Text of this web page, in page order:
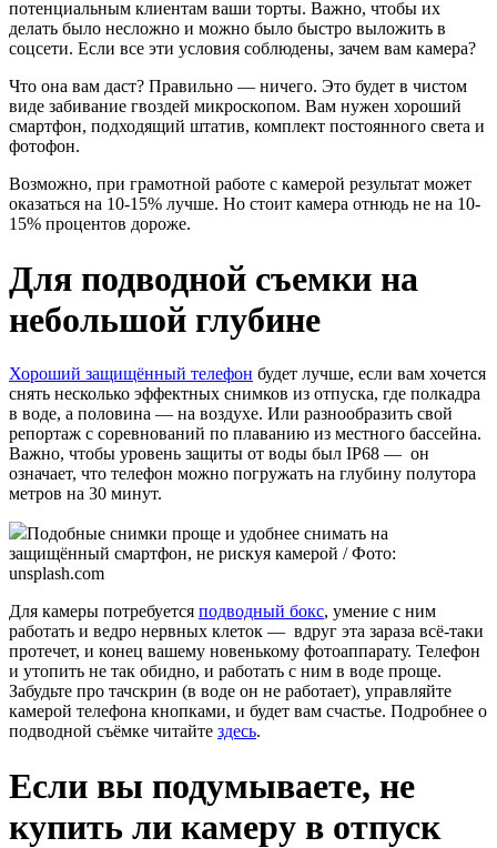
потенциальным клиентам ваши торты. Важно, чтобы их
делать было несложно и можно было быстро выложить в
соцсети. Если все эти условия соблюдены, зачем вам камера?
Что она вам даст? Правильно — ничего. Это будет в чистом
виде забивание гвоздей микроскопом. Вам нужен хороший
смартфон, подходящий штатив, комплект постоянного света и
фотофон.
Возможно, при грамотной работе с камерой результат может
оказаться на 10-15% лучше. Но стоит камера отнюдь не на 10-
15% процентов дороже.
Для подводной съемки на
небольшой глубине
Хороший защищённый телефон будет лучше, если вам хочется
снять несколько эффектных снимков из отпуска, где полкадра
в воде, а половина — на воздухе. Или разнообразить свой
репортаж с соревнований по плаванию из местного бассейна.
Важно, чтобы уровень защиты от воды был IP68 — он
означает, что телефон можно погружать на глубину полутора
метров на 30 минут.
Подобные снимки проще и удобнее снимать на
защищённый смартфон, не рискуя камерой / Фото:
unsplash.com
Для камеры потребуется подводный бокс, умение с ним
работать и ведро нервных клеток — вдруг эта зараза всё-таки
протечет, и конец вашему новенькому фотоаппарату. Телефон
и утопить не так обидно, и работать с ним в воде проще.
Забудьте про тачскрин (в воде он не работает), управляйте
камерой телефона кнопками, и будет вам счастье. Подробнее о
подводной съёмке читайте здесь.
Если вы подумываете, не
купить ли камеру в отпуск